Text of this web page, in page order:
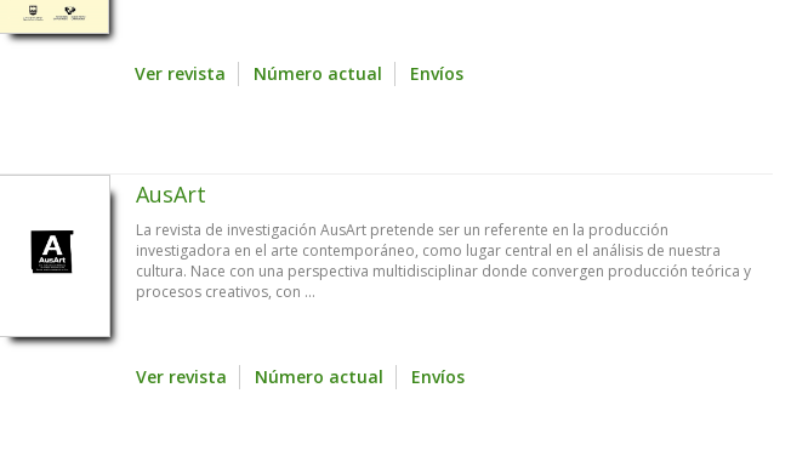
Ver revista Número actual Envíos
AusArt
La revista de investigación AusArt pretende ser un referente en la producción
investigadora en el arte contemporáneo, como lugar central en el análisis de nuestra
cultura. Nace con una perspectiva multidisciplinar donde convergen producción teórica y
procesos creativos, con ...
Ver revista Número actual Envíos